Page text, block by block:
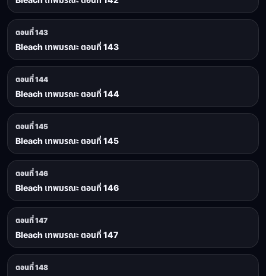
ตอนที่ 143
Bleach เทพมรณะ ตอนที่ 143
ตอนที่ 144
Bleach เทพมรณะ ตอนที่ 144
ตอนที่ 145
Bleach เทพมรณะ ตอนที่ 145
ตอนที่ 146
Bleach เทพมรณะ ตอนที่ 146
ตอนที่ 147
Bleach เทพมรณะ ตอนที่ 147
ตอนที่ 148